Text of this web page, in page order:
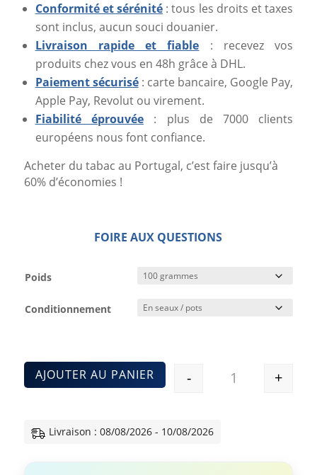
Conformité et sérénité : tous les droits et taxes
sont inclus, aucun souci douanier.
Livraison rapide et fiable : recevez vos
produits chez vous en 48h grâce à DHL.
Paiement sécurisé: carte bancaire, Google Pay,
Apple Pay, Revolut ou virement.
Fiabilité éprouvée: plus de 7000 clients
européens nous font confiance.
Acheter du tabac au Portugal, c’est faire jusqu’à
60% d’économies !
FOIRE AUX QUESTIONS
Poids
Conditionnement
Quantité
- +
AJOUTER AU PANIER
Livraison : 08/08/2026 - 10/08/2026